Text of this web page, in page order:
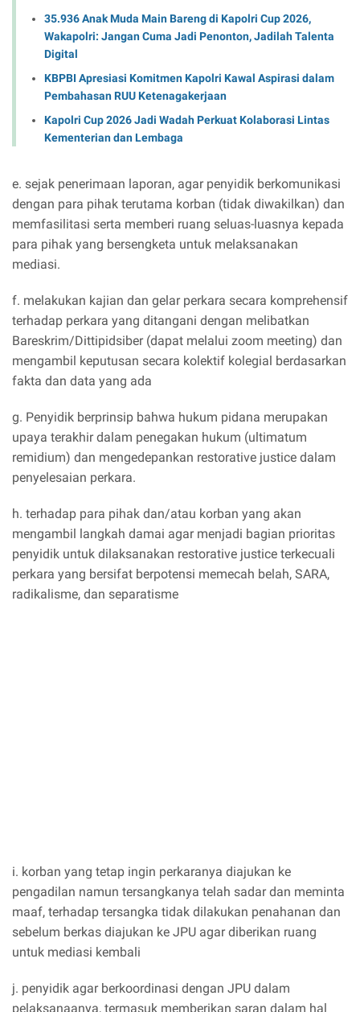
35.936 Anak Muda Main Bareng di Kapolri Cup 2026,
Wakapolri: Jangan Cuma Jadi Penonton, Jadilah Talenta
Digital
KBPBI Apresiasi Komitmen Kapolri Kawal Aspirasi dalam
Pembahasan RUU Ketenagakerjaan
Kapolri Cup 2026 Jadi Wadah Perkuat Kolaborasi Lintas
Kementerian dan Lembaga
e. sejak penerimaan laporan, agar penyidik berkomunikasi
dengan para pihak terutama korban (tidak diwakilkan) dan
memfasilitasi serta memberi ruang seluas-luasnya kepada
para pihak yang bersengketa untuk melaksanakan
mediasi.
f. melakukan kajian dan gelar perkara secara komprehensif
terhadap perkara yang ditangani dengan melibatkan
Bareskrim/Dittipidsiber (dapat melalui zoom meeting) dan
mengambil keputusan secara kolektif kolegial berdasarkan
fakta dan data yang ada
g. Penyidik berprinsip bahwa hukum pidana merupakan
upaya terakhir dalam penegakan hukum (ultimatum
remidium) dan mengedepankan restorative justice dalam
penyelesaian perkara.
h. terhadap para pihak dan/atau korban yang akan
mengambil langkah damai agar menjadi bagian prioritas
penyidik untuk dilaksanakan restorative justice terkecuali
perkara yang bersifat berpotensi memecah belah, SARA,
radikalisme, dan separatisme
i. korban yang tetap ingin perkaranya diajukan ke
pengadilan namun tersangkanya telah sadar dan meminta
maaf, terhadap tersangka tidak dilakukan penahanan dan
sebelum berkas diajukan ke JPU agar diberikan ruang
untuk mediasi kembali
j. penyidik agar berkoordinasi dengan JPU dalam
pelaksanaanya, termasuk memberikan saran dalam hal